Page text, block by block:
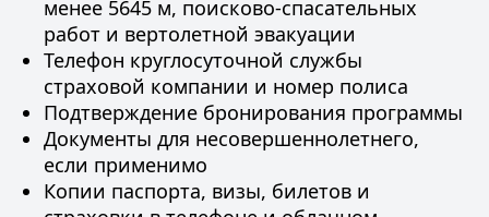
менее 5645 м, поисково-спасательных
работ и вертолетной эвакуации
Телефон круглосуточной службы
страховой компании и номер полиса
Подтверждение бронирования программы
Документы для несовершеннолетнего,
если применимо
Копии паспорта, визы, билетов и